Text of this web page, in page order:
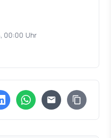
00:00 Uhr
Tab)
neuem Tab)
(öffnet in neuem Tab)
(öffnet in neuem Tab)